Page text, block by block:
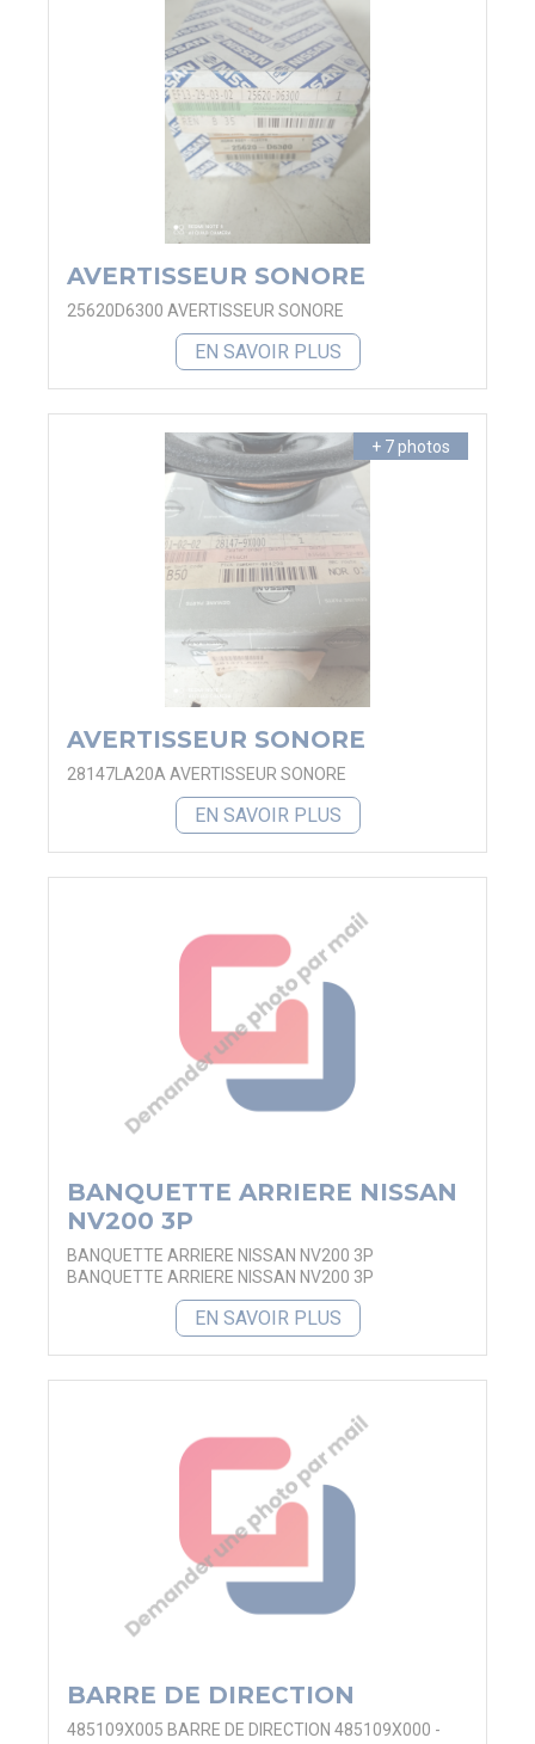
AVERTISSEUR SONORE
25620D6300 AVERTISSEUR SONORE
EN SAVOIR PLUS
+ 7 photos
AVERTISSEUR SONORE
28147LA20A AVERTISSEUR SONORE
EN SAVOIR PLUS
BANQUETTE ARRIERE NISSAN
NV200 3P
BANQUETTE ARRIERE NISSAN NV200 3P
BANQUETTE ARRIERE NISSAN NV200 3P
EN SAVOIR PLUS
BARRE DE DIRECTION
485109X005 BARRE DE DIRECTION 485109X000 -